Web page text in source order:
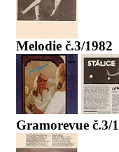
Melodie č.3/1982
Gramorevue č.3/